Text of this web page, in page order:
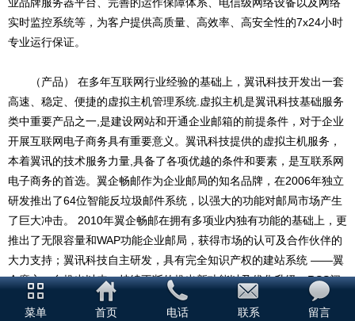
实时监控系统等，为客户提供高质量、高效率、高安全性的7x24小时
专业运行保证。
（产品） 在多年互联网行业经验的基础上，翼讯科技开发出一套
高速、稳定、便捷的虚拟主机管理系统.虚拟主机是翼讯科技基础服务
类中重要产品之一,是建设网站和开通企业邮箱的前提条件，对于企业
开展互联网电子商务具有重要意义。翼讯科技提供的虚拟主机服务，
本着翼讯的技术服务力量,具备了各项优越的条件和要素，是互联系网
电子商务的首选。翼企畅邮作为企业邮局的知名品牌，在2006年独立
研发推出了64位智能反垃圾邮件系统，以强大的功能对邮局市场产生
了巨大冲击。 2010年翼企畅邮在拥有多项业内独有功能的基础上，更
推出了无限容量和WAP功能企业邮局，获得市场的认可及合作伙伴的
大力支持；翼讯科技自主研发，具有完全知识产权的建站系统 ——翼
企魔方，自推出以来，持续不断的推出新功能以及优化升级，RSS阅
读、WAP功能、SEO优化、可视化编辑，都体现出翼讯科技强大的技
菜单 首页 电话 联系 留言